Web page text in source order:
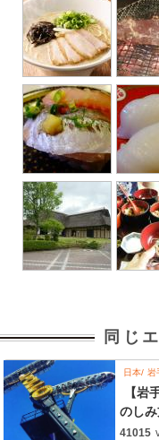
同じ
日本 岩
【岩
のし
41015